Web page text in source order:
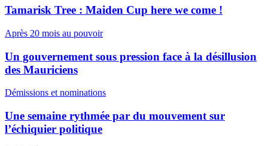
Tamarisk Tree : Maiden Cup here we come !
Après 20 mois au pouvoir
Un gouvernement sous pression face à la désillusion
des Mauriciens
Démissions et nominations
Une semaine rythmée par du mouvement sur
l’échiquier politique